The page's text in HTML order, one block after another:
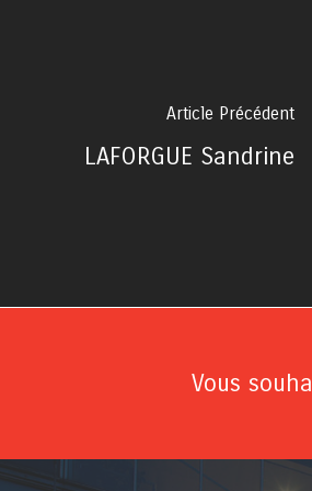
Article Précédent
LAFORGUE Sandrine
Vous